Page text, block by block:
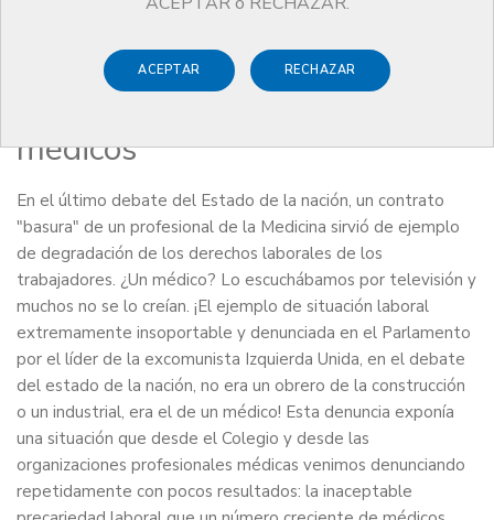
ACEPTAR RECHAZAR
2 JULIO DE 2002
El Estado de la Profesión La
médicos
En el último debate del Estado de la nación, un contrato
"basura" de un profesional de la Medicina sirvió de ejemplo
de degradación de los derechos laborales de los
trabajadores. ¿Un médico? Lo escuchábamos por televisión y
muchos no se lo creían. ¡El ejemplo de situación laboral
extremamente insoportable y denunciada en el Parlamento
por el líder de la excomunista Izquierda Unida, en el debate
del estado de la nación, no era un obrero de la construcción
o un industrial, era el de un médico! Esta denuncia exponía
una situación que desde el Colegio y desde las
organizaciones profesionales médicas venimos denunciando
repetidamente con pocos resultados: la inaceptable